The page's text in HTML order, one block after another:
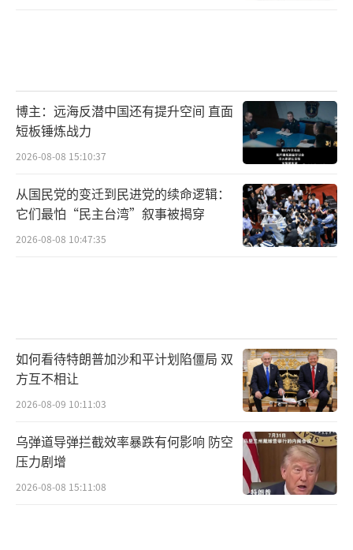
以色列总理内塔尼亚胡8日在视察以叙边境
时表示，
这是中东历史上具有历史性意义的一天，
内塔尼亚胡称，
约旦副首相：将向叙利亚人民提供一切可
能的支持
当地时间12月8日，约旦副首相兼外交和侨
务大臣萨法迪表示，约旦正在密切关注叙利亚
的局势发展。
博主：远海反潜中国还有提升空间 直面
短板锤炼战力
2026-08-08 15:10:37
从国民党的变迁到民进党的续命逻辑：
它们最怕“民主台湾”叙事被揭穿
2026-08-08 10:47:35
如何看待特朗普加沙和平计划陷僵局 双
方互不相让
2026-08-09 10:11:03
乌弹道导弹拦截效率暴跌有何影响 防空
压力剧增
2026-08-08 15:11:08